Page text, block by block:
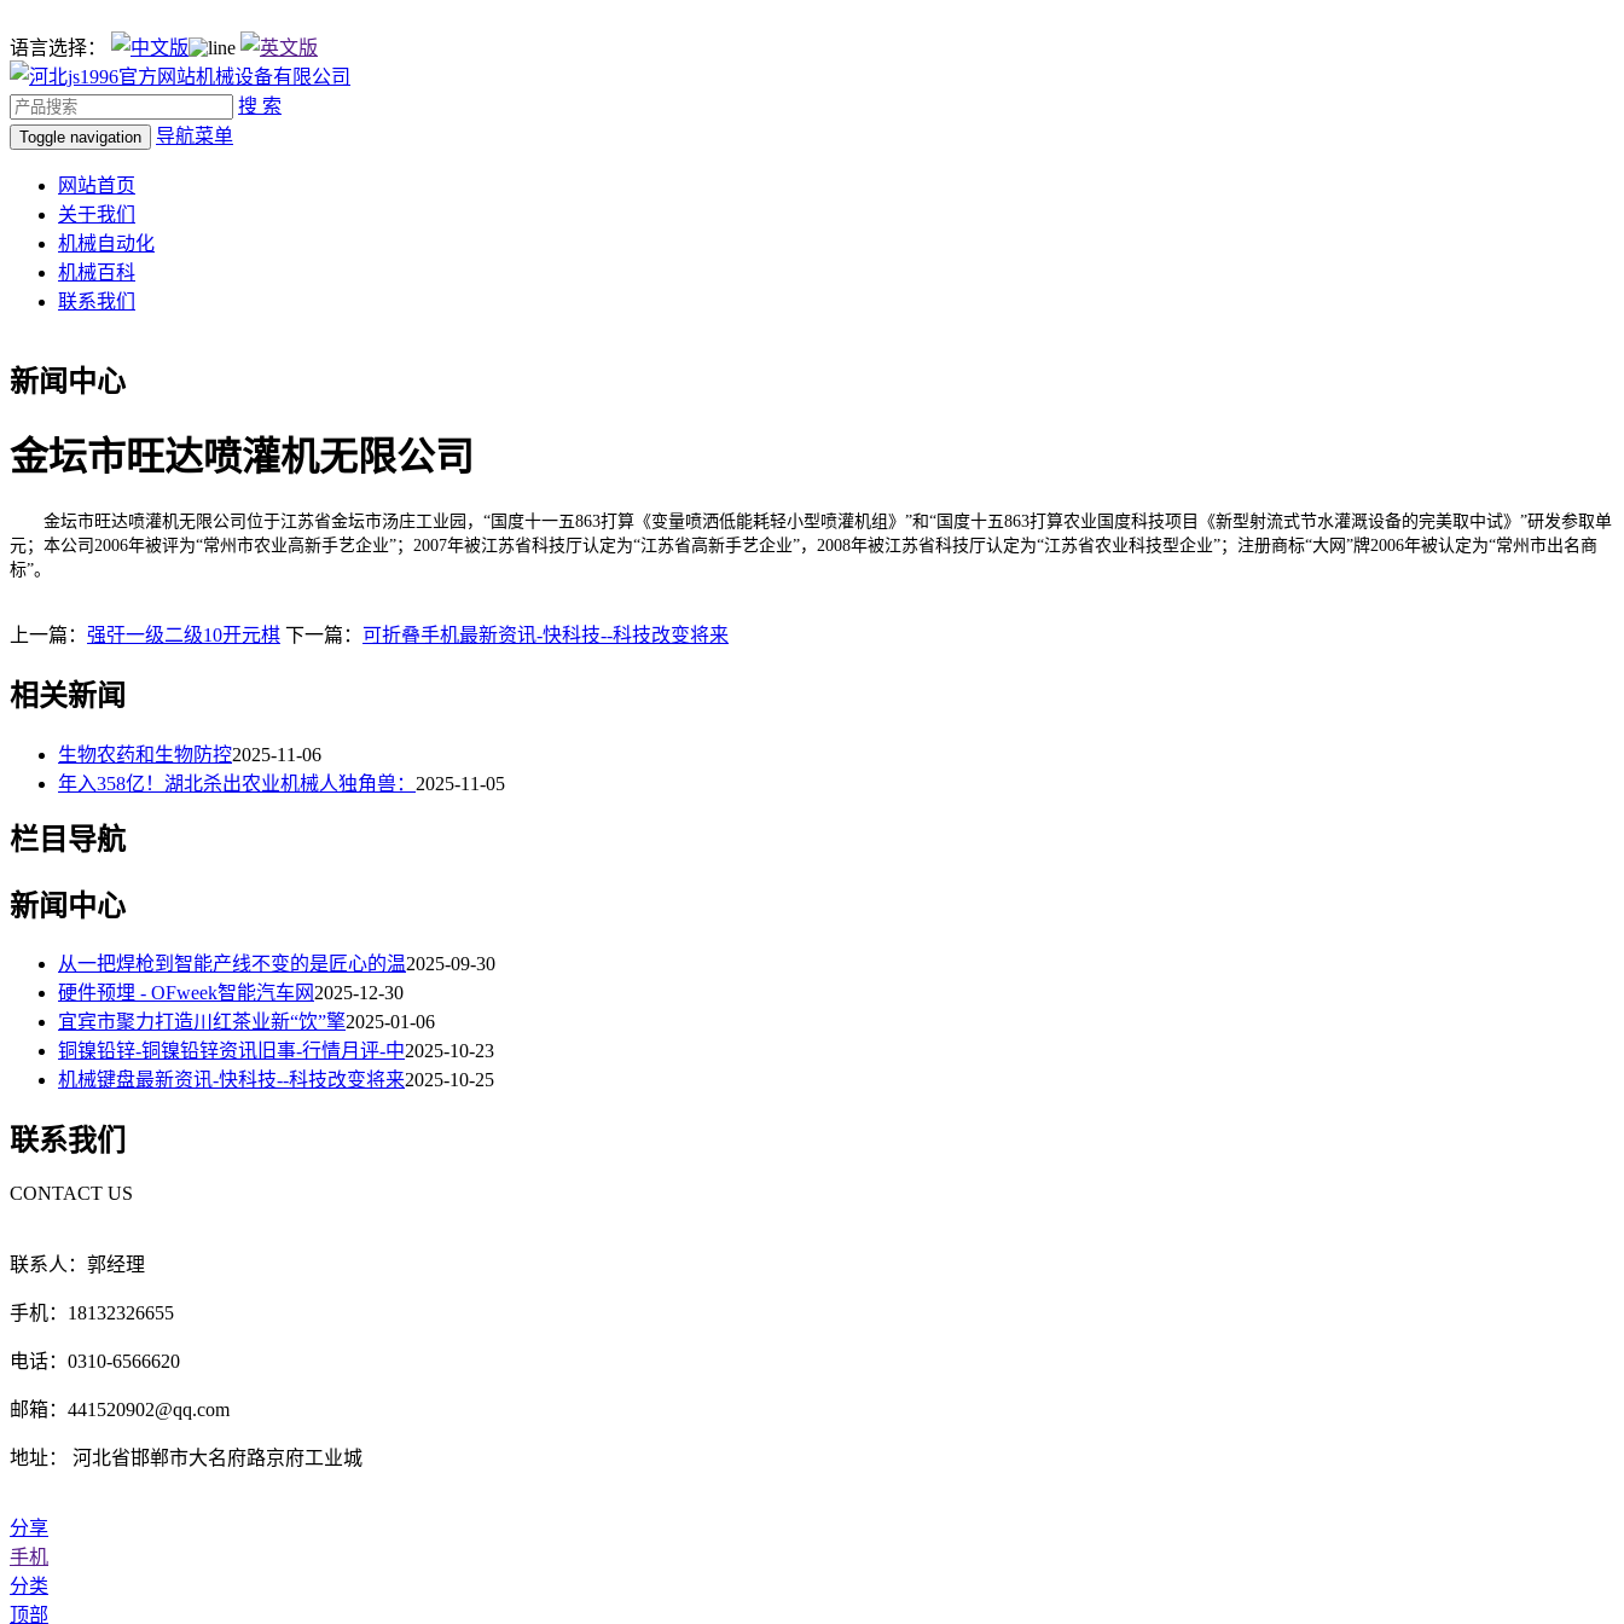
语言选择：
搜 索
Toggle navigation 导航菜单
网站首页
关于我们
机械自动化
机械百科
联系我们
新闻中心
金坛市旺达喷灌机无限公司
金坛市旺达喷灌机无限公司位于江苏省金坛市汤庄工业园，“国度十一五863打算《变量喷洒低能耗轻小型喷灌机组》”和“国度十五863打算农业国度科技项目《新型射流式节水灌溉设备的完美取中试》”研发参取单
元；本公司2006年被评为“常州市农业高新手艺企业”；2007年被江苏省科技厅认定为“江苏省高新手艺企业”，2008年被江苏省科技厅认定为“江苏省农业科技型企业”；注册商标“大网”牌2006年被认定为“常州市出名商
标”。
上一篇： 强㢨一级二级10开元棋 下一篇： 可折叠手机最新资讯-快科技--科技改变将来
相关新闻
生物农药和生物防控2025-11-06
年入358亿！湖北杀出农业机械人独角兽： 2025-11-05
栏目导航
新闻中心
从一把焊枪到智能产线不变的是匠心的温2025-09-30
硬件预埋 - OFweek智能汽车网2025-12-30
宜宾市聚力打造川红茶业新“饮”擎2025-01-06
铜镍铅锌-铜镍铅锌资讯旧事-行情月评-中2025-10-23
机械键盘最新资讯-快科技--科技改变将来2025-10-25
联系我们
CONTACT US
联系人：郭经理
手机：18132326655
电话：0310-6566620
邮箱：441520902@qq.com
地址： 河北省邯郸市大名府路京府工业城
分享
手机
分类
顶部